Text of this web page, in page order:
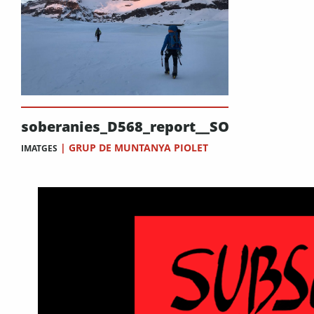
IMATGES | GRUP DE MUNTANYA PIOLET